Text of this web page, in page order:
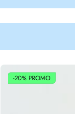
-20% PROMO